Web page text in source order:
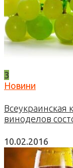
3
Новини
Всеукраинская
виноделов
10.02.2016